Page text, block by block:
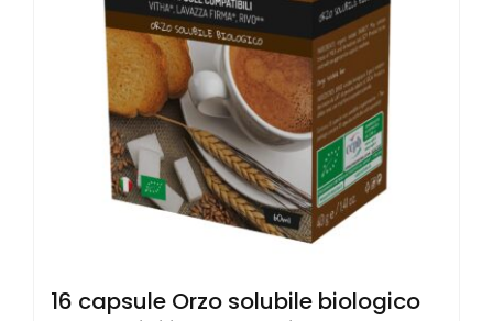
16 capsule Orzo solubile biologico